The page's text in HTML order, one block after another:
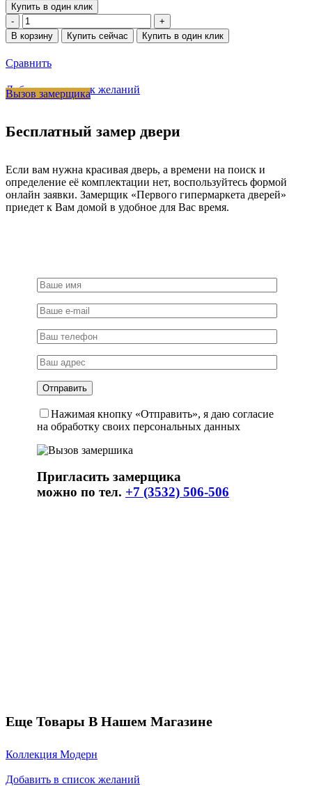
Купить в один клик
Количество
товара
Archie
никель
В корзину Купить сейчас Купить в один клик
Сравнить
Добавить в список желаний
Вызов замерщика
Бесплатный замер двери
Если вам нужна красивая дверь, а времени на поиск и
определение её комплектации нет, воспользуйтесь формой
онлайн заявки. Замерщик «Первого гипермаркета дверей»
приедет к Вам домой в удобное для Вас время.
Нажимая кнопку «Отправить», я даю согласие
на обработку своих персональных данных
Пригласить замерщика
можно по тел. +7 (3532) 506-506
Еще Товары В Нашем Магазине
Коллекция Модерн
Добавить в список желаний